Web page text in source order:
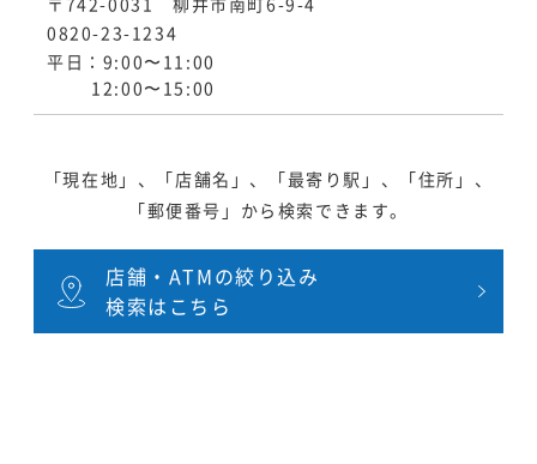
0820-23-1234
平日：9:00〜11:00
12:00〜15:00
「現在地」、「店舗名」、「最寄り駅」、「住所」、
「郵便番号」から検索できます。
店舗・ATMの絞り込み
検索はこちら